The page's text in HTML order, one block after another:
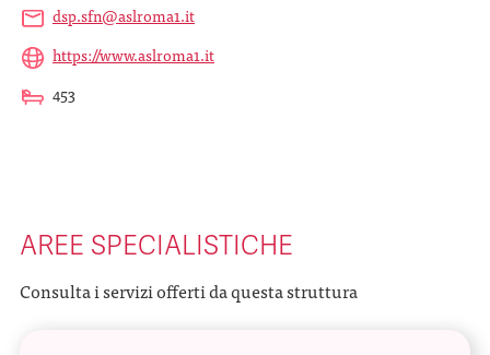
dsp.sfn@aslroma1.it
https://www.aslroma1.it
453
AREE SPECIALISTICHE
Consulta i servizi offerti da questa struttura